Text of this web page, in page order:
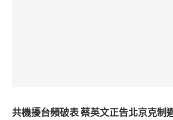
共機擾台頻破表 蔡英文正告北京克制